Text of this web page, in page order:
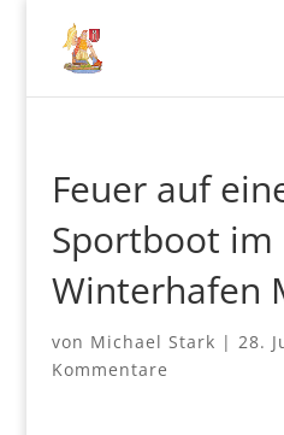
Feuer auf
Sportboot im
Winterhafen
von Michael Stark | 28.
Kommentare